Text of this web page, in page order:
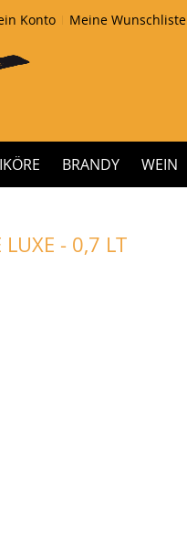
Konto Meine Wunschliste
BRANDY WEIN
LUXE - 0,7 LT